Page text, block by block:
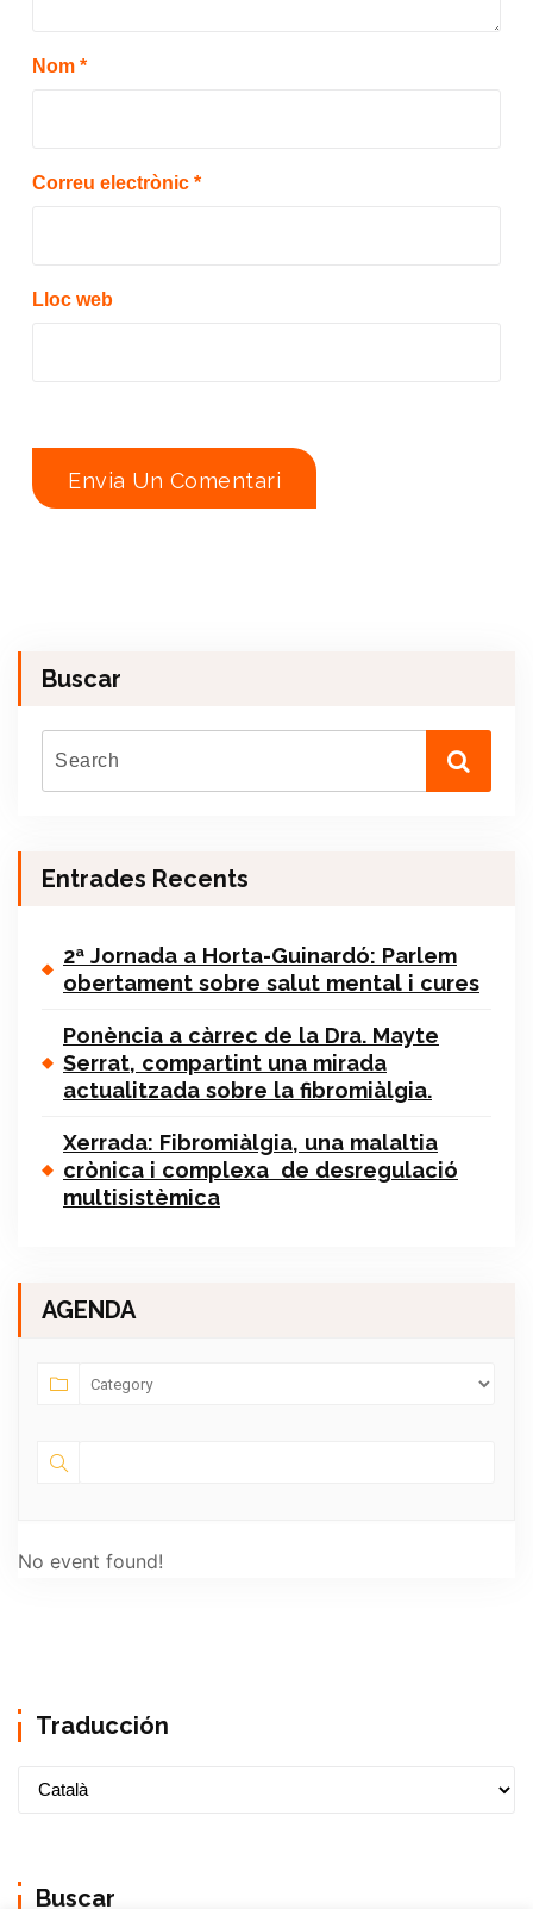
Nom *
Correu electrònic *
Lloc web
Buscar
Entrades Recents
2ª Jornada a Horta-Guinardó: Parlem
obertament sobre salut mental i cures
Ponència a càrrec de la Dra. Mayte
Serrat, compartint una mirada
actualitzada sobre la fibromiàlgia.
Xerrada: Fibromiàlgia, una malaltia
crònica i complexa de desregulació
multisistèmica
AGENDA
No event found!
Traducción
Buscar